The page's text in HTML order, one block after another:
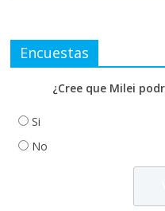
Encuestas
¿Cree que Milei
Si
No